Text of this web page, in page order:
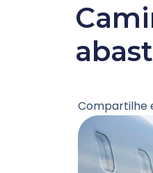
Compartilhe